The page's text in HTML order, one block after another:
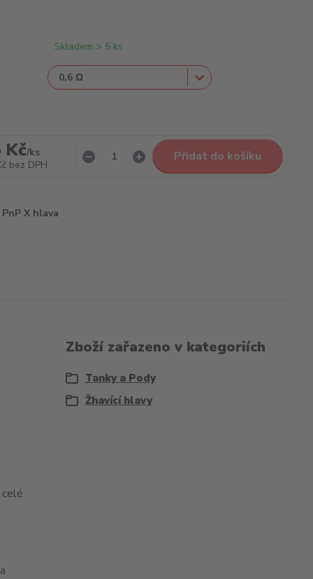
Skladem > 5 ks
Kč/ks
bez DPH
Přidat do košíku
PnP X hlava
Zboží zařazeno v kategoriích
Tanky a Pody
Žhavící hlavy